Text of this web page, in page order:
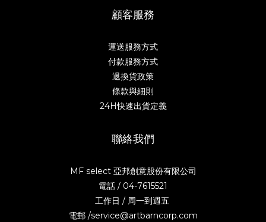
顧客服務
運送服務方式
付款服務方式
退換貨政策
條款與細則
24H快速出貨定義
聯絡我們
MF select 亞邦創意股份有限公司
電話 / 04-7615521
工作日 / 周一到週五
電郵 /service@artbarncorp.com